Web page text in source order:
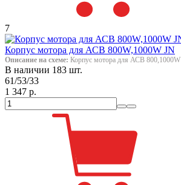
7
Корпус мотора для АСВ 800W,1000W JN
Описание на схеме: Корпус мотора для АСВ 800,1000W
В наличии 183 шт.
61/53/33
1 347 р.